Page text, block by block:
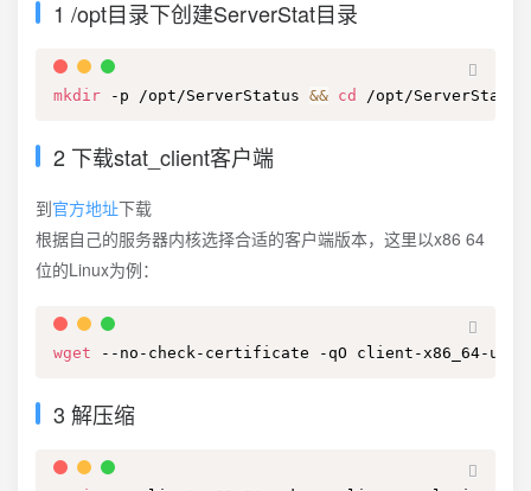
1 /opt目录下创建ServerStat目录
mkdir -p /opt/ServerStatus && cd /opt/ServerStatus
2 下载stat_client客户端
到官方地址下载
根据自己的服务器内核选择合适的客户端版本，这里以x86 64
位的Linux为例：
wget --no-check-certificate -qO client-x86_64-
3 解压缩